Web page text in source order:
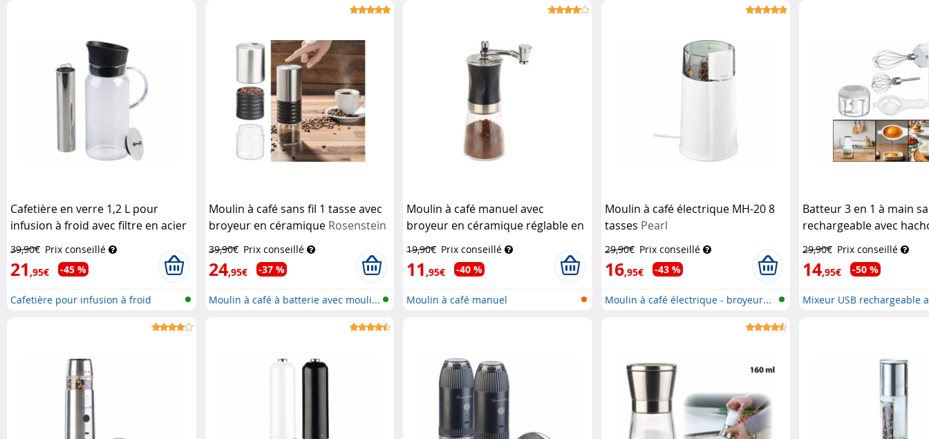
Cafetière en verre 1,2 L pour
infusion à froid avec filtre en acier
Rosenstein & Söhne
39,90€ Prix conseillé
21 ,95€ -45 %
Cafetière pour infusion à froid
Moulin à café sans fil 1 tasse avec
broyeur en céramique Rosenstein
39,90€ Prix conseillé
24,95€ -37 %
Moulin à café à batterie avec mouli...
Moulin à café manuel avec
broyeur en céramique réglable en
Rosenstein & Söhne
19,90€ Prix conseillé
11,95€ -40 %
Moulin à café manuel
Moulin à café électrique MH-20 8
tasses Pearl
29,90€ Prix conseillé
16,95€ -43 %
Moulin à café électrique - broyeur...
Batteur 3 en 1 à main
rechargeable avec
Rosenstein &
29,90€ Prix conseillé
14,95€ -50 %
Mixeur USB rechargeable